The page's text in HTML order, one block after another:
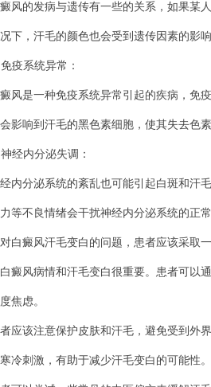
的发病与遗传有一些的关系，如果某人
下，汗毛的颜色也会受到遗传因素的影
系统异常：
是一种免疫系统异常引起的疾病，免疫
影响到汗毛的黑色素细胞，使其失去色
内分泌失调：
分泌系统的紊乱也可能引起白斑和汗毛
等不良情绪会干扰神经内分泌系统的正
癜风汗毛变白的问题，患者应该采取一
癜风病情和汗毛变白很重要。患者可以
焦虑。
该注意保护皮肤和汗毛，避免受到外界
冷刺激，有助于减少汗毛变白的可能性。